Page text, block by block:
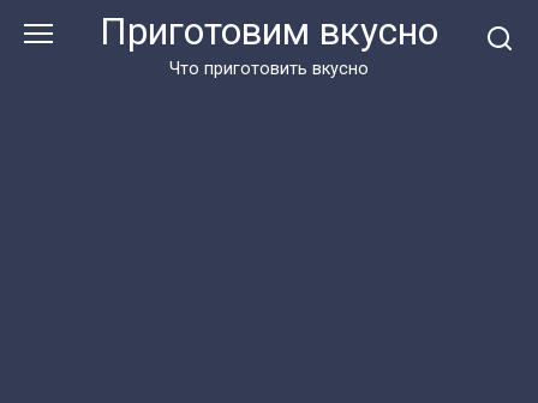
Приготовим вкусно
Что приготовить вкусно